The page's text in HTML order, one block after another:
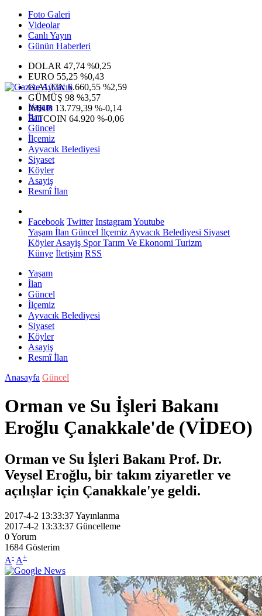
Foto Galeri
Videolar
Canlı Yayın
Günün Haberleri
DOLAR 47,74 %0,25
EURO 55,25 %0,43
G.ALTIN6.660,55 %2,59
GÜMÜŞ 98 %3,57
IMKB 13.779,39 %-0,14
BITCOIN 64.920 %-0,06
Yaşam
İlan
Güncel
İlçemiz
Ayvacık Belediyesi
Siyaset
Köyler
Asayiş
Resmî İlan
Facebook Twitter InstagramYoutube
Yaşam İlan Güncel İlçemiz Ayvacık Belediyesi Siyaset
KöylerAsayiş SporTarım Ve Ekonomi Turizm
Künye İletişim RSS
Yaşam
İlan
Güncel
İlçemiz
Ayvacık Belediyesi
Siyaset
Köyler
Asayiş
Resmî İlan
Anasayfa Güncel
Orman ve Su İşleri Bakanı
Eroğlu Çanakkale'de (VİDEO)
Orman ve Su İşleri Bakanı Prof. Dr.
Veysel Eroğlu, bir takım ziyaretler ve
açılışlar için Çanakkale'ye geldi.
2017-4-2 13:33:37Yayınlanma
2017-4-2 13:33:37 Güncelleme
0Yorum
1684 Gösterim
A- A+